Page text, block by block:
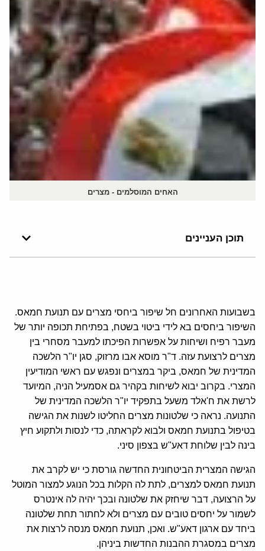
האחים המוסלמים - מצרים
תוכן העניינים
בשבועות האחרונים חל שיפור ביחסי מצרים עם תנועת חמאס.
השיפור ביחסים בא לידי ביטוי בשטח, בפתיחת תכופה יותר של
מעבר רפיח ושיחות על אפשרות הפיכתו למעבר מסחרי בין
מצרים לרצועת עזה. ד"ר מוסא אבו מרזוק, סגן יו"ר הלשכה
המדינית של חמאס, ביקר במצרים ונפגש עם ראשי המודיעין
המצרי. בקרוב יבוא לשיחות בקהיר גם אסמעיל הניה, המיועד
לרשת את ח'אלד משעל בתפקיד יו"ר הלשכה המדינית של
התנועה. נראה כי שלטונות מצרים החליטו לשנות את הגישה
בטיפול בתנועת חמאס ולבוא לקראתה, כדי לנסות ולתקוע חיץ
בינה לבין שלוחת דאע"ש בצפון סיני.
הגישה המצרית הביטחונית החדשה גורסת כי יש לקרב את
תנועת חמאס למצרים, לתת לה הקלות בכל הנוגע למצור המוטל
על הרצועה, דבר שיחזק את שלטונה ובכך יהיה לה אינטרס
לשמור על יחסים טובים עם מצרים ולא לחתור תחת שלטונה
ביחד עם ארגון דאע"ש. ואכן, תנועת חמאס מנסה לרצות את
מצרים במסגרת ההבנות החדשות ביניהן.